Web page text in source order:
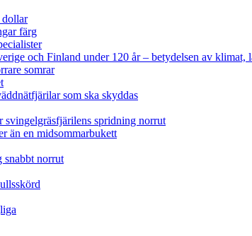
dollar
färg
och Finland under 120 år– betydelsen av klimat,
somrar
som ska skyddas
svingelgräsfjärilens spridning norrut
än en midsommarbukett
snabbt norrut